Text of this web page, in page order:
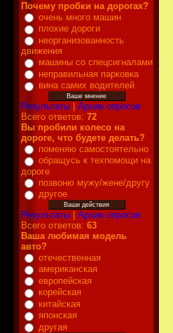
Почему пробки на дорогах?
очень много машин
плохие дороги
неорганизованность
движения
машины со спецсигналами
неправильная парковка
вина самих водителей
Результаты| Архив опросов
Всего ответов: 72
Вы пробили колесо на
дороге, что будете делать?
поменяю самостоятельно
обращусь к техпомощи на
дороге
позвоню мужу/жене/другу
другое
Результаты| Архив опросов
Всего ответов: 63
Ваша любимая модель
авто?
отечественная
американская
европейская
корейская
китайская
японская
другая